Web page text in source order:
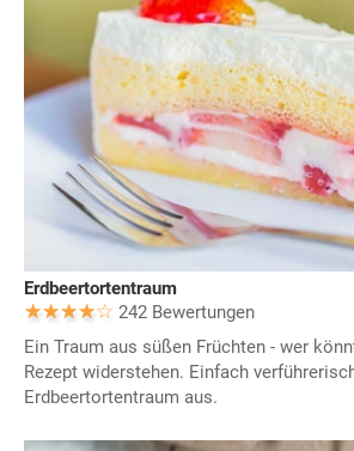
Erdbeertortentraum
242 Bewertungen
Ein Traum aus süßen Früchten - wer
Rezept widerstehen. Einfach
Erdbeertortentraum aus.